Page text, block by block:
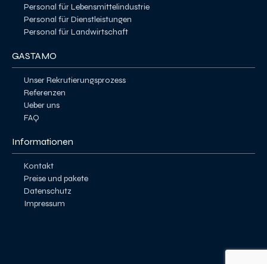
Personal für Lebensmittelindustrie
Personal für Dienstleistungen
Personal für Landwirtschaft
GASTAMO
Unser Rekrutierungsprozess
Referenzen
Ueber uns
FAQ
Informationen
Kontakt
Preise und pakete
Datenschutz
Impressum